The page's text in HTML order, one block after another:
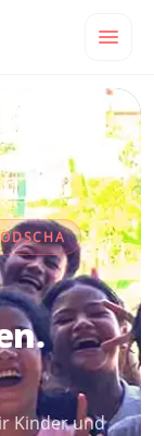
Kinder und